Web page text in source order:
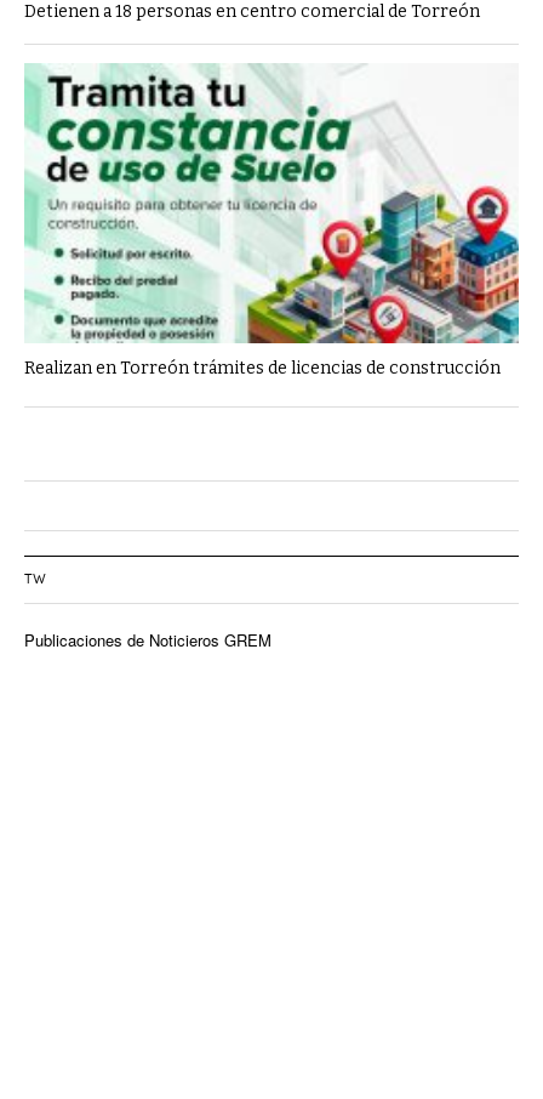
Detienen a 18 personas en centro comercial de Torreón
Realizan en Torreón trámites de licencias de construcción
TW
Publicaciones de Noticieros GREM